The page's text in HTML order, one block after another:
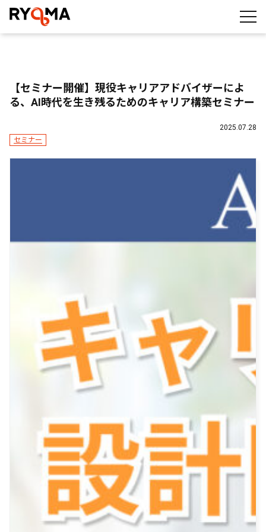
株式会社RYOMA
【セミナー開催】現役キャリアアドバイザーによ
る、AI時代を生き残るためのキャリア構築セミナー
2025.07.28
セミナー